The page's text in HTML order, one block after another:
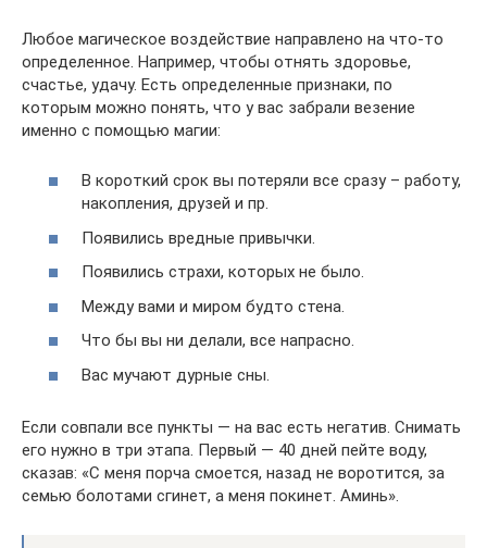
Любое магическое воздействие направлено на что-то
определенное. Например, чтобы отнять здоровье,
счастье, удачу. Есть определенные признаки, по
которым можно понять, что у вас забрали везение
именно с помощью магии:
В короткий срок вы потеряли все сразу – работу,
накопления, друзей и пр.
Появились вредные привычки.
Появились страхи, которых не было.
Между вами и миром будто стена.
Что бы вы ни делали, все напрасно.
Вас мучают дурные сны.
Если совпали все пункты — на вас есть негатив. Снимать
его нужно в три этапа. Первый — 40 дней пейте воду,
сказав: «С меня порча смоется, назад не воротится, за
семью болотами сгинет, а меня покинет. Аминь».